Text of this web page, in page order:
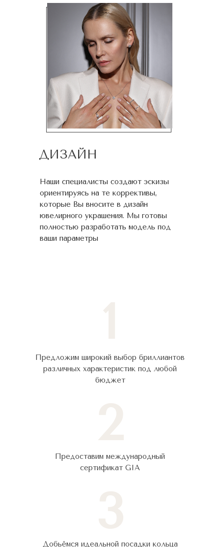
ДИЗАЙН
Наши специалисты создают эскизы
ориентируясь на те коррективы,
которые Вы вносите в дизайн
ювелирного украшения. Мы готовы
полностью разработать модель под
ваши параметры
Предложим широкий выбор бриллиантов
различных характеристик под любой
бюджет
Предоставим международный
сертификат GIA
Добьёмся идеальной посадки кольца